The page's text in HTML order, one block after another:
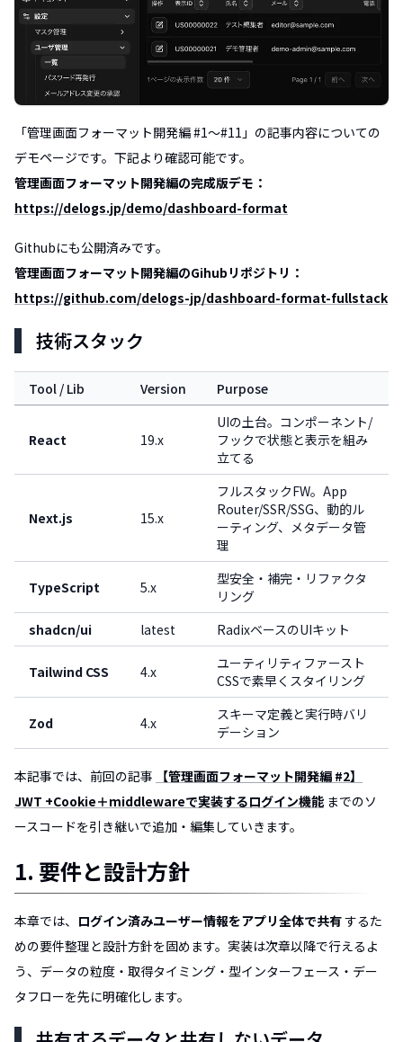
「管理画面フォーマット開発編 #1〜#11」の記事内容についての
デモページです。下記より確認可能です。
管理画面フォーマット開発編の完成版デモ：
https://delogs.jp/demo/dashboard-format
Githubにも公開済みです。
管理画面フォーマット開発編のGihubリポジトリ：
https://github.com/delogs-jp/dashboard-format-fullstack
技術スタック
Tool / Lib Version Purpose
React 19.x
UIの土台。コンポーネント/
フックで状態と表示を組み
立てる
Next.js 15.x
フルスタックFW。App
Router/SSR/SSG、動的ル
ーティング、メタデータ管
理
TypeScript 5.x
型安全・補完・リファクタ
リング
shadcn/ui
latest RadixベースのUIキット
Tailwind CSS 4.x
ユーティリティファースト
CSSで素早くスタイリング
Zod 4.x
スキーマ定義と実行時バリ
デーション
本記事では、前回の記事
【管理画面フォーマット開発編 #2】
JWT +Cookie＋middlewareで実装するログイン機能までのソ
ースコードを引き継いで追加・編集していきます。
1. 要件と設計方針
本章では、 ログイン済みユーザー情報をアプリ全体で共有するた
めの要件整理と設計方針を固めます。実装は次章以降で行えるよ
う、データの粒度・取得タイミング・型インターフェース・デー
タフローを先に明確化します。